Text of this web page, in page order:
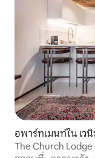
อพาร์ทเมนท์ใน เวนิ
The Church Lodge